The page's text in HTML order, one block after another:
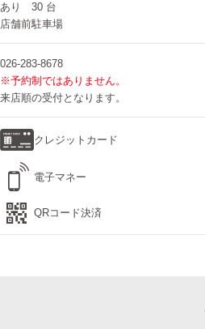
あり 30 台
店舗前駐車場
026-283-8678
※予約制ではありません。
来店順の受付となります。
クレジットカード
電子マネー
QRコード決済